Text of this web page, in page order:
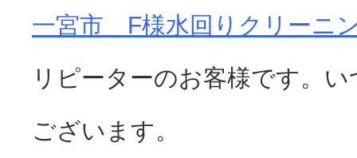
一宮市 F様水回りクリーニ
リピーターのお客様です。
ございます。